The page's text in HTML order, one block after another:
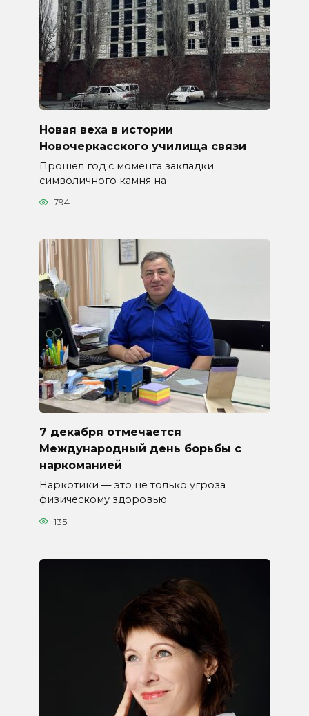
Новая веха в истории
Новочеркасского училища связи
Прошел год с момента закладки
символичного камня на
794
7 декабря отмечается
Международный день борьбы с
наркоманией
Наркотики — это не только угроза
физическому здоровью
135